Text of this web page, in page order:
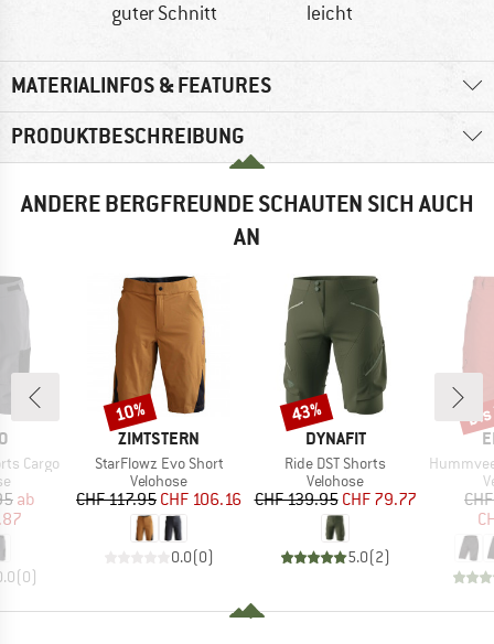
guter Schnitt
leicht
MATERIALINFOS & FEATURES
PRODUKTBESCHREIBUNG
ANDERE BERGFREUNDE SCHAUTEN SICH AUCH
AN
Cargo
Preis
ab
(0)
MARKE
ZIMTSTERN
Artikel
StarFlowz Evo Short
Produktgruppe
Velohose
Preis
CHF 117.95 reduzierter Preis
CHF 106.16
0.0(0)
Rabatt
10%
MARKE
DYNAFIT
Artikel
Ride DST Shorts
Produktgruppe
Velohose
Preis
CHF 139.95reduzierter Preis
CHF 79.77
5.0(2)
Rabatt
43%
Artikel
Hummvee